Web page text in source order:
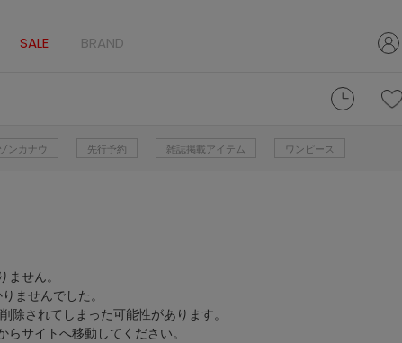
SALE BRAND
ンカナウ 先行予約 雑誌掲載アイテム ワンピース
ません。
ませんでした。
除されてしまった可能性があります。
サイトへ移動してください。